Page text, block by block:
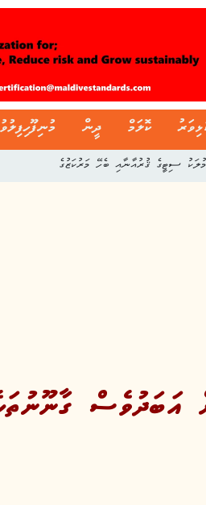
ކޮލަމް ދީން
ސިޓީގެ ޤުރުއާނާއި ބެހޭ މަރުކަޒުގެ